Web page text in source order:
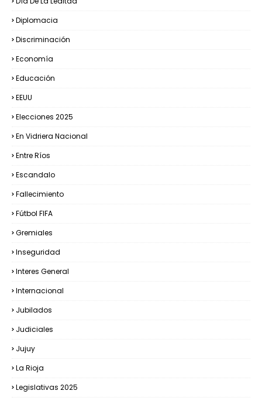
Diplomacia
Discriminación
Economía
Educación
EEUU
Elecciones 2025
En Vidriera Nacional
Entre Ríos
Escandalo
Fallecimiento
Fútbol FIFA
Gremiales
Inseguridad
Interes General
Internacional
Jubilados
Judiciales
Jujuy
La Rioja
Legislativas 2025